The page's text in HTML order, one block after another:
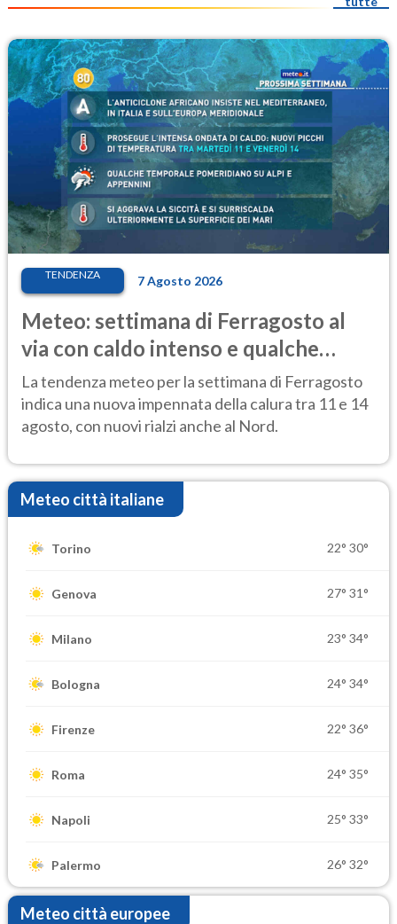
TENDENZA 7 Agosto 2026
Meteo: settimana di Ferragosto al
via con caldo intenso e qualche
temporale
La tendenza meteo per la settimana di Ferragosto
indica una nuova impennata della calura tra 11 e 14
agosto, con nuovi rialzi anche al Nord.
Meteo città italiane
Torino 22° 30°
Genova 27° 31°
Milano 23° 34°
Bologna 24° 34°
Firenze 22° 36°
Roma 24° 35°
Napoli 25° 33°
Palermo 26° 32°
Meteo città europee